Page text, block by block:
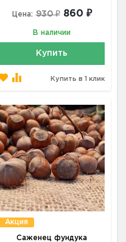
Цена: 930 ₽ 860 ₽
В наличии
Купить
Купить в 1 клик
Акция
Саженец фундука